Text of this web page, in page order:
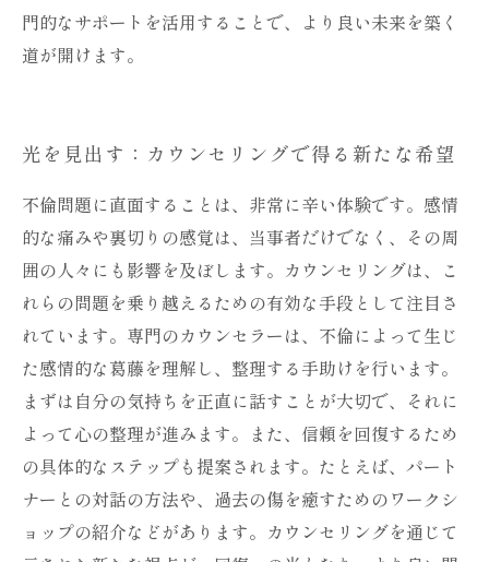
門的なサポートを活用することで、より良い未来を築く
道が開けます。
光を見出す：カウンセリングで得る新たな希望
不倫問題に直面することは、非常に辛い体験です。感情
的な痛みや裏切りの感覚は、当事者だけでなく、その周
囲の人々にも影響を及ぼします。カウンセリングは、こ
れらの問題を乗り越えるための有効な手段として注目さ
れています。専門のカウンセラーは、不倫によって生じ
た感情的な葛藤を理解し、整理する手助けを行います。
まずは自分の気持ちを正直に話すことが大切で、それに
よって心の整理が進みます。また、信頼を回復するため
の具体的なステップも提案されます。たとえば、パート
ナーとの対話の方法や、過去の傷を癒すためのワークシ
ョップの紹介などがあります。カウンセリングを通じて